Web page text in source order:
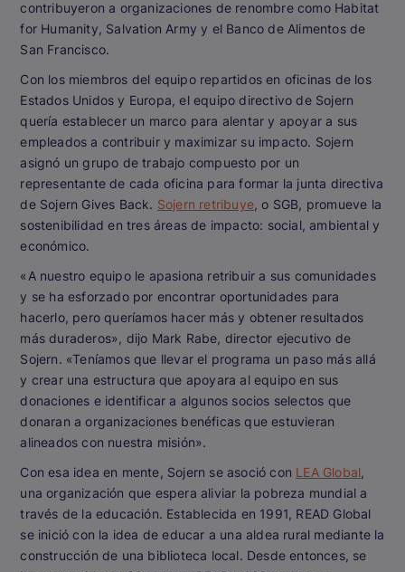
contribuyeron a organizaciones de renombre como Habitat
for Humanity, Salvation Army y el Banco de Alimentos de
San Francisco.
Con los miembros del equipo repartidos en oficinas de los
Estados Unidos y Europa, el equipo directivo de Sojern
quería establecer un marco para alentar y apoyar a sus
empleados a contribuir y maximizar su impacto. Sojern
asignó un grupo de trabajo compuesto por un
representante de cada oficina para formar la junta directiva
de Sojern Gives Back. Sojern retribuye, o SGB, promueve la
sostenibilidad en tres áreas de impacto: social, ambiental y
económico.
«A nuestro equipo le apasiona retribuir a sus comunidades
y se ha esforzado por encontrar oportunidades para
hacerlo, pero queríamos hacer más y obtener resultados
más duraderos», dijo Mark Rabe, director ejecutivo de
Sojern. «Teníamos que llevar el programa un paso más allá
y crear una estructura que apoyara al equipo en sus
donaciones e identificar a algunos socios selectos que
donaran a organizaciones benéficas que estuvieran
alineados con nuestra misión».
Con esa idea en mente, Sojern se asoció con LEA Global,
una organización que espera aliviar la pobreza mundial a
través de la educación. Establecida en 1991, READ Global
se inició con la idea de educar a una aldea rural mediante la
construcción de una biblioteca local. Desde entonces, se